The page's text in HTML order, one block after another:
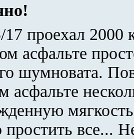
17 проехал
асфальте
шумновата.
асфальте
все...